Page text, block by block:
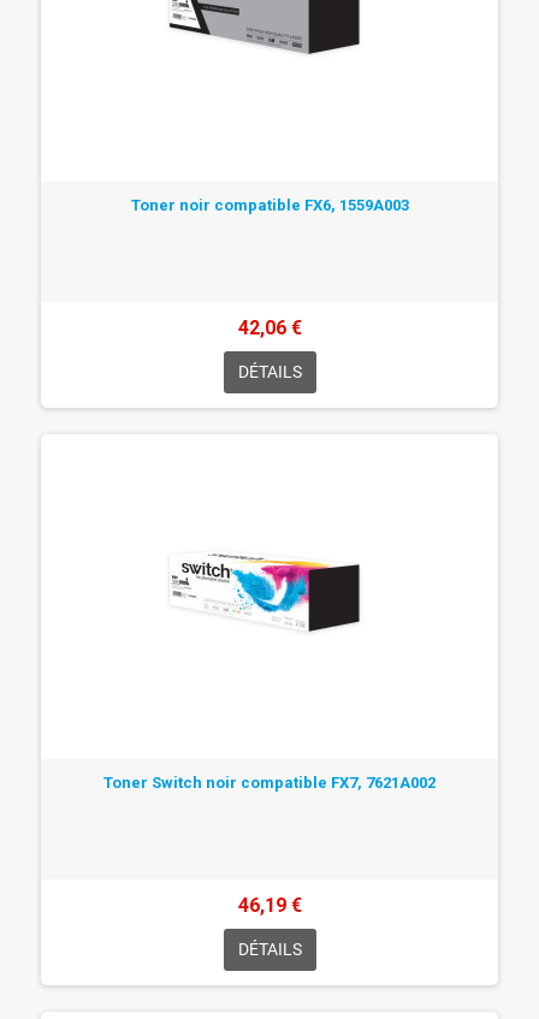
Toner noir compatible FX6, 1559A003
42,06 €
DÉTAILS
Toner Switch noir compatible FX7, 7621A002
46,19 €
DÉTAILS